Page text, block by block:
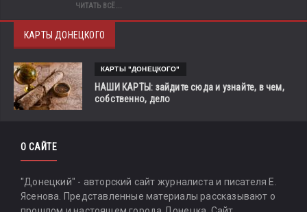
ЧИТАТЬ ВСЁ...
КАРТЫ ДОНЕЦКОГО
КАРТЫ "ДОНЕЦКОГО"
НАШИ КАРТЫ: зайдите сюда и узнайте, в чем,
собственно, дело
О САЙТЕ
"Донецкий" - авторский сайт журналиста и писателя Е.
Ясенова. Представленные материалы рассказывают о